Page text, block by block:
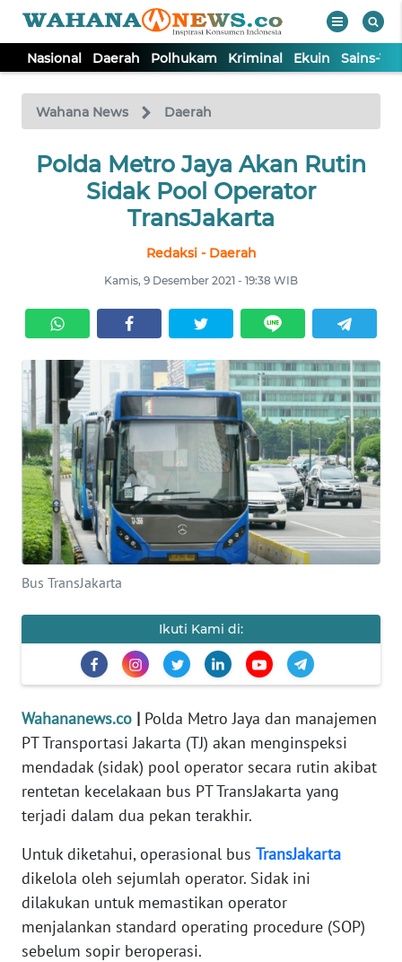
Nasional Daerah Polhukam Kriminal Ekuin Sains-
Wahana News Daerah
Polda Metro Jaya Akan Rutin
Sidak Pool Operator
TransJakarta
Redaksi - Daerah
Kamis, 9 Desember 2021 - 19:38 WIB
Bus TransJakarta
Ikuti Kami di:
Wahananews.co | Polda Metro Jaya dan manajemen
PT Transportasi Jakarta (TJ) akan menginspeksi
mendadak (sidak) pool operator secara rutin akibat
rentetan kecelakaan bus PT TransJakarta yang
terjadi dalam dua pekan terakhir.
Untuk diketahui, operasional bus TransJakarta
dikelola oleh sejumlah operator. Sidak ini
dilakukan untuk memastikan operator
menjalankan standard operating procedure (SOP)
sebelum sopir beroperasi.
TV
Tutup
NASIONAL
KRIMINAL
EKUIN
SAINS-TEKNO
KESEHATAN
INTERNASIONAL
SERBA-SERBI
PENDIDIKAN
OLAHRAGA
OPINI
EDITORIAL
Informasi
INDEKS
BERITA
KAMI